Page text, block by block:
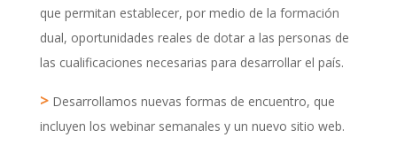
que permitan establecer, por medio de la formación
dual, oportunidades reales de dotar a las personas de
las cualificaciones necesarias para desarrollar el país.
>Desarrollamos nuevas formas de encuentro, que
incluyen los webinar semanales y un nuevo sitio web.